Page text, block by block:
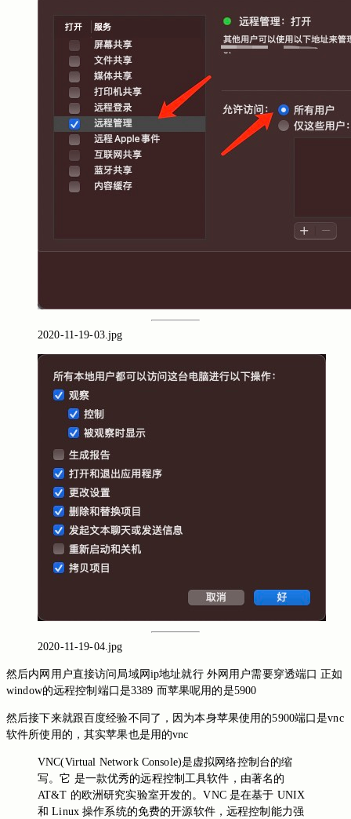
2020-11-19-03.jpg
2020-11-19-04.jpg
然后内网用户直接访问局域网ip地址就行 外网用户需要穿透端口 正如
window的远程控制端口是3389 而苹果呢用的是5900
然后接下来就跟百度经验不同了，因为本身苹果使用的5900端口是vnc
软件所使用的，其实苹果也是用的vnc
VNC(Virtual Network Console)是虚拟网络控制台的缩
写。它 是一款优秀的远程控制工具软件，由著名的
AT&T 的欧洲研究实验室开发的。VNC 是在基于 UNIX
和 Linux 操作系统的免费的开源软件，远程控制能力强